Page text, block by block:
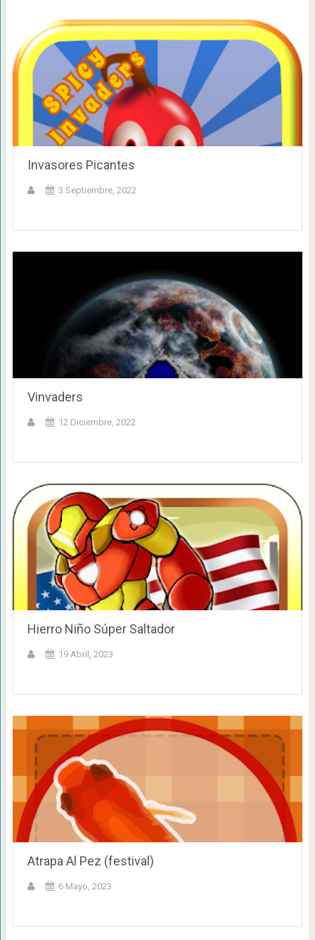
Invasores Picantes
3 Septiembre, 2022
Vinvaders
12 Diciembre, 2022
Hierro Niño Súper Saltador
19 Abril, 2023
Atrapa Al Pez (festival)
6 Mayo, 2023